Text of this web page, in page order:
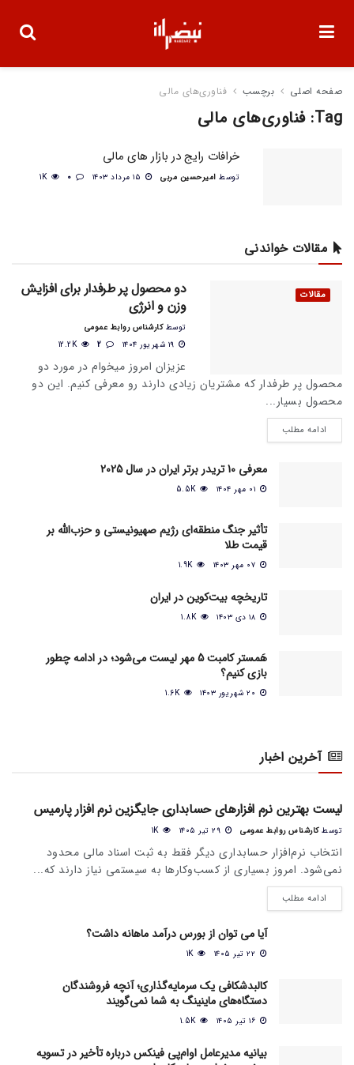
صفحه اصلی برچسب فناوری‌های مالی
Tag: فناوری‌های مالی
خرافات رایج در بازار های مالی
توسط امیرحسین مربی 1K
مقالات خواندنی
مقالات
دو محصول پر طرفدار برای افزایش
وزن و انرژی
توسط کارشناس روابط عمومی
12.2K
عزیزان امروز میخوام در مورد دو
محصول پر طرفدار که مشتریان زیادی دارند رو معرفی کنیم. این دو
محصول بسیار...
ادامه مطلب
معرفی 10 تریدر برتر ایران در سال 2025
5.5K
تأثیر جنگ منطقه‌ای رژیم صهیونیستی و حزب‌الله بر
قیمت طلا
1.9K
تاریخچه بیت‌کوین در ایران
1.8K
هَمستر کامبت 5 مهر لیست می‌شود؛ در ادامه چطور
بازی کنیم؟
1.6K
آخرین اخبار
اخبار عمومی بازار
لیست بهترین نرم افزارهای حسابداری جایگزین نرم افزار پارمیس
توسط کارشناس روابط عمومی 1K
انتخاب نرم‌افزار حسابداری دیگر فقط به ثبت اسناد مالی محدود
نمی‌شود. امروز بسیاری از کسب‌وکارها به سیستمی نیاز دارند که...
ادامه مطلب
آیا می‌ توان از بورس درآمد ماهانه داشت؟
1K
کالبدشکافی یک سرمایه‌گذاری؛ آنچه فروشندگان
دستگاه‌های ماینینگ به شما نمی‌گویند
1.5K
بیانیه مدیرعامل او‌ام‌پی فینکس درباره تأخیر در تسویه